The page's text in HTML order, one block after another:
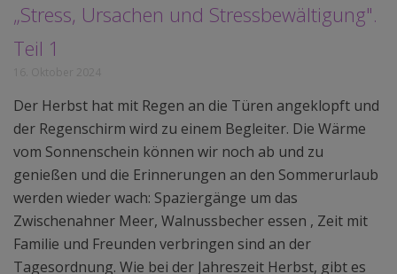
„Stress, Ursachen und Stressbewältigung".
Teil 1
Der Herbst hat mit Regen an die Türen angeklopft und
der Regenschirm wird zu einem Begleiter. Die Wärme
vom Sonnenschein können wir noch ab und zu
genießen und die Erinnerungen an den Sommerurlaub
werden wieder wach: Spaziergänge um das
Zwischenahner Meer, Walnussbecher essen , Zeit mit
Familie und Freunden verbringen sind an der
Tagesordnung. Wie bei der Jahreszeit Herbst, gibt es